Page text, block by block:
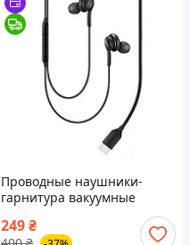
Проводные наушники-
гарнитура вакуумные
IG100BBEGWW (Type-C)
249₴